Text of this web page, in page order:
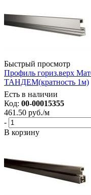
Быстрый просмотр
Профиль гориз.верх
ТАНДЕМ(кратность 1м)
Есть в наличии
Код: 00-00015355
461.50 руб./м
-
В корзину